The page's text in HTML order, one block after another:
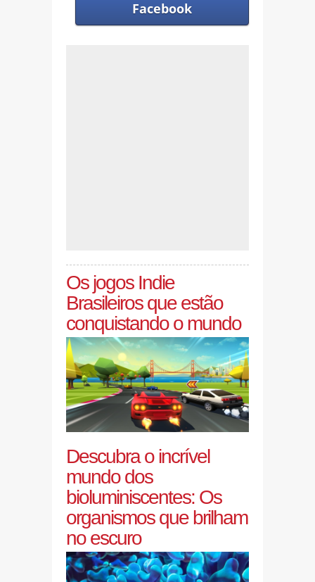
Facebook
Os jogos Indie
Brasileiros que estão
conquistando o mundo
Descubra o incrível
mundo dos
bioluminiscentes: Os
organismos que brilham
no escuro